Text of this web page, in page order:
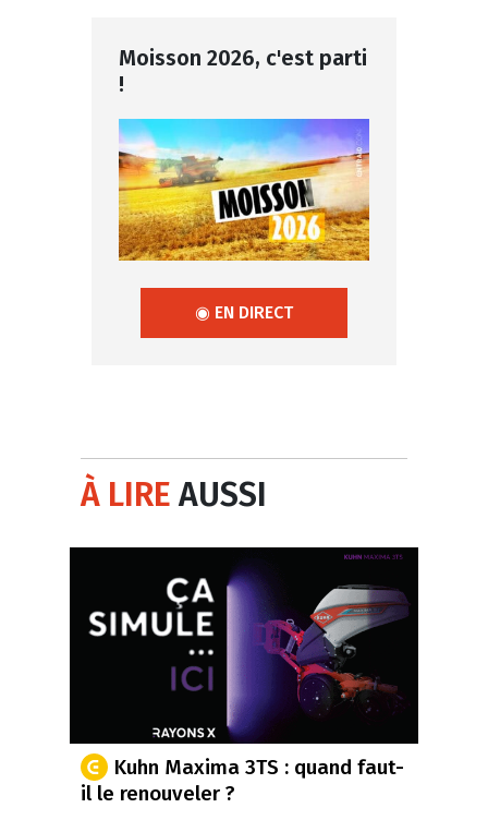
Moisson 2026, c'est parti
!
◉ EN DIRECT
À LIREAUSSI
Kuhn Maxima 3TS : quand faut-
il le renouveler ?